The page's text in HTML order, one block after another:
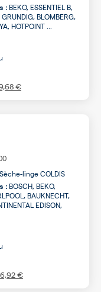
: BEKO, ESSENTIEL B,
BLOMBERG,
HOTPOINT ...
€
linge COLDIS
: BOSCH, BEKO,
BAUKNECHT,
EDISON,
€